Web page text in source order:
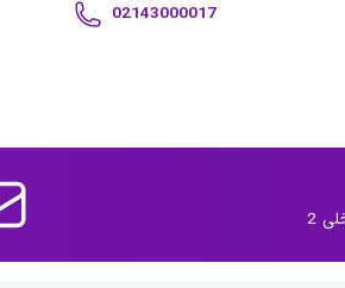
02143000017